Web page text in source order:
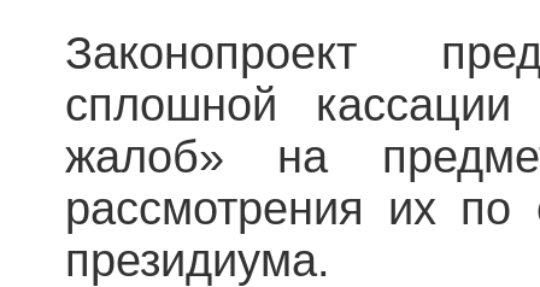
Законопроект
сплошной
жалоб» на
рассмотрения их по
президиума.